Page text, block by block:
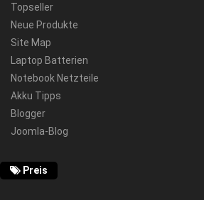
Topseller
Neue Produkte
Site Map
Laptop Batterien
Notebook Netzteile
Akku Tipps
Blogger
Joomla-Blog
Preis